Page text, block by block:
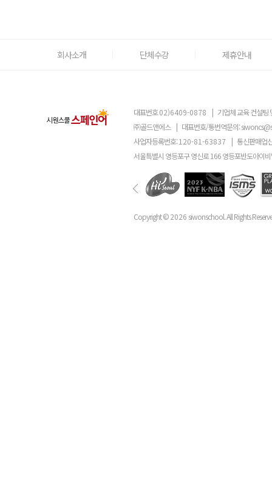
회사소개 단체수강 제휴안내
대표번호02)6409-0878 | 기업체 교육 컨설팅
㈜골드앤에스 | 대표번호/통번역문의:
사업자등록번호:120-81-63837 | 통신판매업
서울특별시 영등포구 영신로 166 영등포반도아이
Copyright ©2026 siwonschool. All Rights